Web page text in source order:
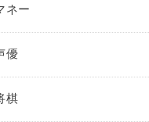
ネー
優
棋